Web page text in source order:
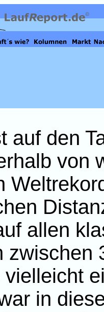
auf den
von
allen
zwischen
in